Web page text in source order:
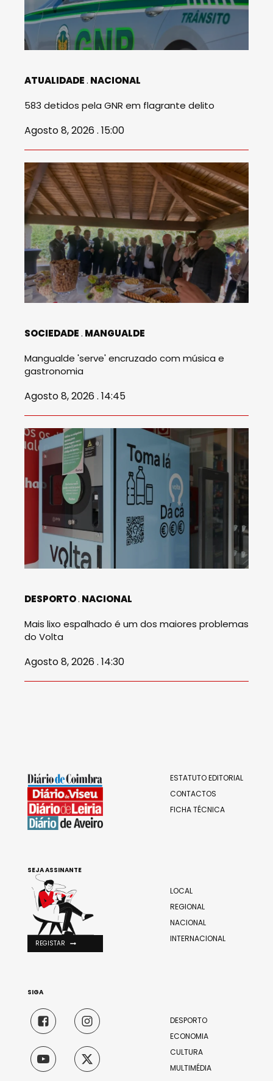
ATUALIDADE NACIONAL
583 detidos pela GNR em flagrante delito
Agosto 8, 2026 . 15:00
SOCIEDADE MANGUALDE
Mangualde 'serve' encruzado com música e
gastronomia
Agosto 8, 2026 . 14:45
DESPORTO NACIONAL
Mais lixo espalhado é um dos maiores problemas
do Volta
Agosto 8, 2026 . 14:30
ESTATUTO EDITORIAL
CONTACTOS
FICHA TÉCNICA
LOCAL
REGIONAL
NACIONAL
INTERNACIONAL
DESPORTO
ECONOMIA
CULTURA
MULTIMÉDIA
SEJA ASSINANTE
REGISTAR
SIGA